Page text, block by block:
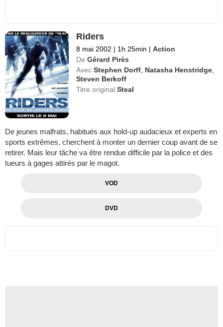
Riders
8 mai 2002 | 1h 25min | Action
De Gérard Pirès
Avec Stephen Dorff Natasha Henstridge
Steven Berkoff
Titre originalSteal
De jeunes malfrats, habitués aux hold-up audacieux et experts en
sports extrêmes, cherchent à monter un dernier coup avant de se
retirer. Mais leur tâche va être rendue difficile par la police et des
tueurs à gages attirés par le magot.
VOD
DVD